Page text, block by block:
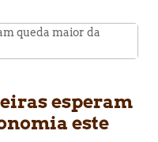
esperam
este